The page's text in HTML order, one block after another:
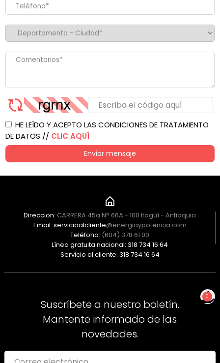
0
NO TIENES PRODUCTOS
PARA COTIZAR
HE LEÍDO Y ACEPTO LAS CONDICIONES DE TRATAMIENTO
DE DATOS // CLIC AQUÍ
Enviar mensaje
Direccion: CARRERA 45a N° 66A - 100 Itagüí - Antioquia
Email: servicioalcliente@energiaypotencia.com
Teléfono: (604) 378 61 00
Línea gratuita nacional: 318 734 16 64
Servicio al cliente: 318 734 16 64
Suscríbete a nuestro boletín.
Mantente informado de las
novedades.